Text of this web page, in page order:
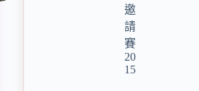
邀
請
賽
20
15